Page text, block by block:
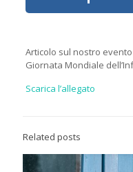
LA
Articolo sul nostro
Giornata Mondiale
Scarica l’allegato
Related posts